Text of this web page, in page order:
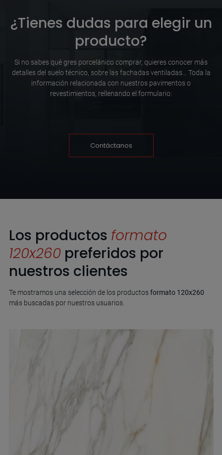
¿Tienes dudas para elegir un
producto?
Si no sabes qué gres porcelánico comprar, quieres conocer más
detalles del suelo técnico, sobre las fachadas ventiladas… Toda la
información relacionada con nuestros pavimentos o
revestimientos, rellenando el formulario:
Contáctanos
Los productos formato
120x260preferidos por
nuestros clientes
Te mostramos una selección de los productosformato 120x260
más buscadas por nuestros usuarios.